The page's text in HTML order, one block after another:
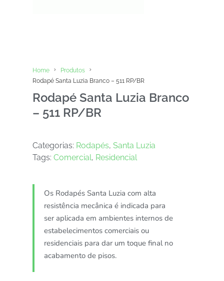
Home
Produtos
Rodapé Santa Luzia Branco – 511 RP/BR
Rodapé Santa Luzia Branco
– 511 RP/BR
Categorias: Rodapés, Santa Luzia
Tags: Comercial, Residencial
Os Rodapés Santa Luzia com alta
resistência mecânica é indicada para
ser aplicada em ambientes internos de
estabelecimentos comerciais ou
residenciais para dar um toque final no
acabamento de pisos.